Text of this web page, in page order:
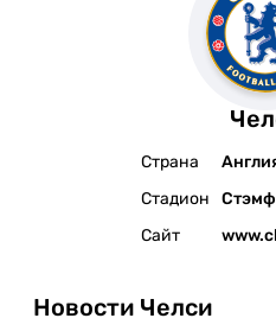
Букмекеры
Страна
Стадион
Сайт
Новости Челси